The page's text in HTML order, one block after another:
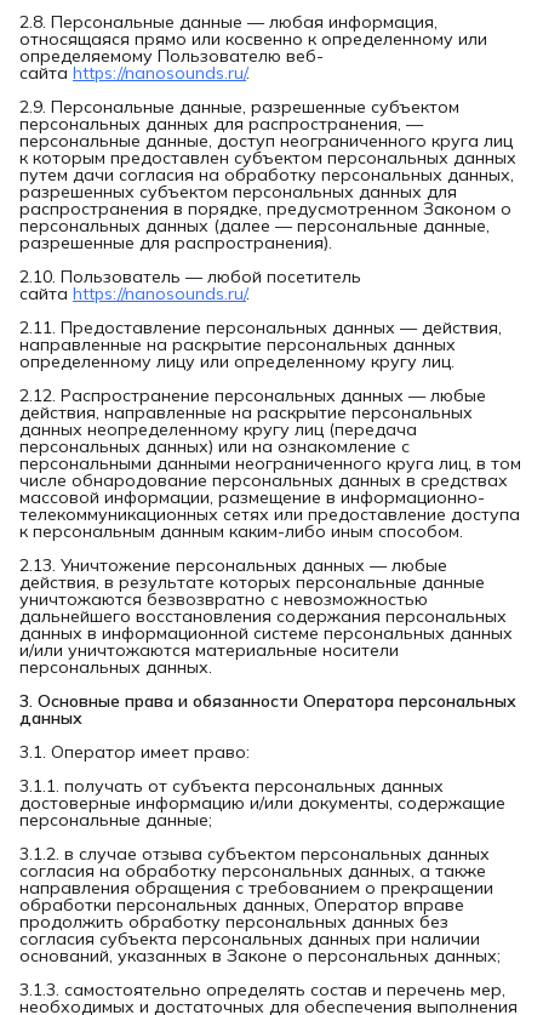
2.8. Персональные данные — любая информация,
относящаяся прямо или косвенно к определенному или
определяемому Пользователю веб-
сайта https://nanosounds.ru/.
2.9. Персональные данные, разрешенные субъектом
персональных данных для распространения, —
персональные данные, доступ неограниченного круга лиц
к которым предоставлен субъектом персональных данных
путем дачи согласия на обработку персональных данных,
разрешенных субъектом персональных данных для
распространения в порядке, предусмотренном Законом о
персональных данных (далее — персональные данные,
разрешенные для распространения).
2.10. Пользователь — любой посетитель
сайта https://nanosounds.ru/.
2.11. Предоставление персональных данных — действия,
направленные на раскрытие персональных данных
определенному лицу или определенному кругу лиц.
2.12. Распространение персональных данных — любые
действия, направленные на раскрытие персональных
данных неопределенному кругу лиц (передача
персональных данных) или на ознакомление с
персональными данными неограниченного круга лиц, в том
числе обнародование персональных данных в средствах
массовой информации, размещение в информационно-
телекоммуникационных сетях или предоставление доступа
к персональным данным каким-либо иным способом.
2.13. Уничтожение персональных данных — любые
действия, в результате которых персональные данные
уничтожаются безвозвратно с невозможностью
дальнейшего восстановления содержания персональных
данных в информационной системе персональных данных
и/или уничтожаются материальные носители
персональных данных.
3. Основные права и обязанности Оператора персональных
данных
3.1. Оператор имеет право:
3.1.1. получать от субъекта персональных данных
достоверные информацию и/или документы, содержащие
персональные данные;
3.1.2. в случае отзыва субъектом персональных данных
согласия на обработку персональных данных, а также
направления обращения с требованием о прекращении
обработки персональных данных, Оператор вправе
продолжить обработку персональных данных без
согласия субъекта персональных данных при наличии
оснований, указанных в Законе о персональных данных;
3.1.3. самостоятельно определять состав и перечень мер,
необходимых и достаточных для обеспечения выполнения